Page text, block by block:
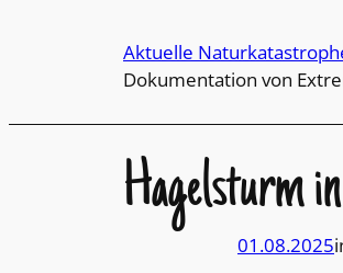
Aktuelle
Dokumentation von
Hagelsturm
01.08.2025